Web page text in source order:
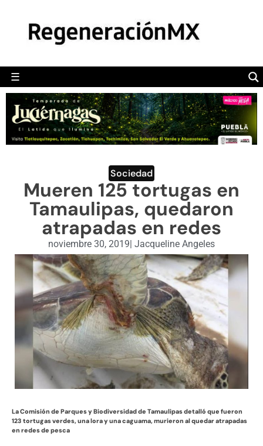
☰
POLÍTICA
CAMALEÓN
OPINIÓN
DEPORTES
ENGLISH SECTION
VIDEOS
Sociedad
Mueren 125 tortugas en
Tamaulipas, quedaron
atrapadas en redes
noviembre 30, 2019| Jacqueline Angeles
La Comisión de Parques y Biodiversidad de Tamaulipas detalló que fueron
123 tortugas verdes, una lora y una caguama, murieron al quedar atrapadas
en redes de pesca